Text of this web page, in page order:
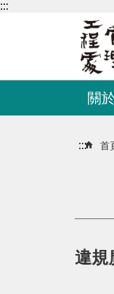
跳到主要內容區塊
:::
關
::: 首
違規